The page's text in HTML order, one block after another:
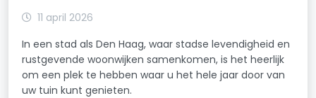
11 april 2026
In een stad als Den Haag, waar stadse levendigheid en
rustgevende woonwijken samenkomen, is het heerlijk
om een plek te hebben waar u het hele jaar door van
uw tuin kunt genieten.